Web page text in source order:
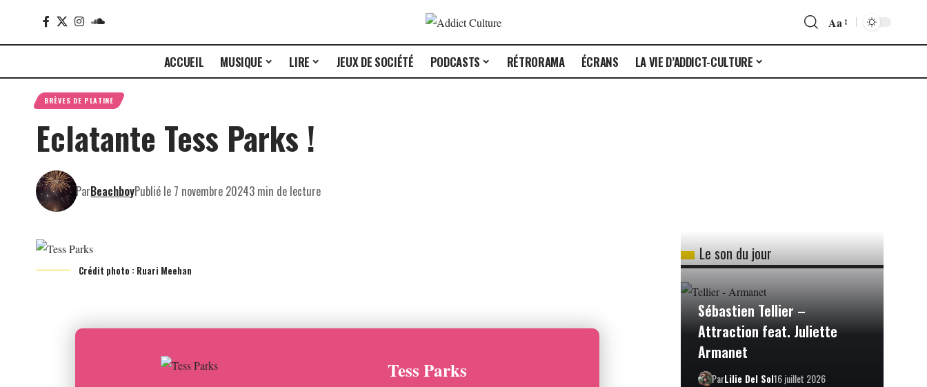
Aa
ACCUEIL MUSIQUE LIRE JEUX DE SOCIÉTÉ PODCASTS RÉTRORAMA ÉCRANS LA VIE D’ADDICT-CULTURE
BRÈVES DE PLATINE
Eclatante Tess Parks !
ParBeachboyPublié le 7 novembre 20243 min de lecture
Crédit photo : Ruari Meehan
Tess Parks
Le son du jour
Sébastien Tellier –
Attraction feat. Juliette
Armanet
ParLilie Del Sol16 juillet 2026